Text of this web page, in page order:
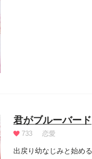
君がブルーバード
733 恋愛
出戻り幼なじみと始め